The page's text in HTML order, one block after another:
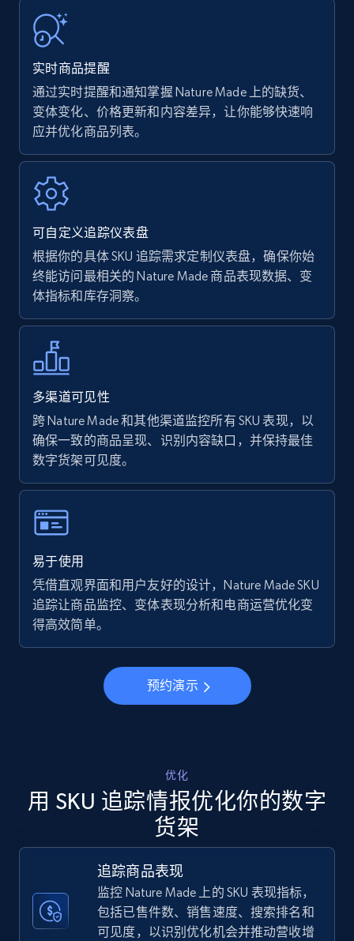
URL, Product name, Product rating, Product
rating object, Product rating max, Rating,
7.4K+ 872+ 立即开始
Walmart - products
URL, Final price, Sku, Currency, Gtin,
more.
5.6K+ 876+ 立即开始
Walmart - products - Find new products by
using specific category URL
URL, Final price, Sku, Currency, Gtin,
Specifications, Image urls, Top reviews, and
more.
Walmart - products - Collects products by
URL, Final price, Sku, Currency, Gtin,
Specifications, Image urls, Top reviews, and
more.
立即开始
URL, Final price, Sku, Currency, Gtin,
Specifications, Image urls, Top reviews, and
876+
实时商品提醒
通过实时提醒和通知掌握 Nature Made 上的缺货、
变体变化、价格更新和内容差异，让你能够快速响
应并优化商品列表。
可自定义追踪仪表盘
根据你的具体 SKU 追踪需求定制仪表盘，确保你始
终能访问最相关的 Nature Made 商品表现数据、变
体指标和库存洞察。
多渠道可见性
跨 Nature Made 和其他渠道监控所有 SKU 表现，以
确保一致的商品呈现、识别内容缺口，并保持最佳
数字货架可见度。
易于使用
凭借直观界面和用户友好的设计，Nature Made SKU
追踪让商品监控、变体表现分析和电商运营优化变
得高效简单。
预约演示
优化
用 SKU 追踪情报优化你的数字
货架
追踪商品表现
监控 Nature Made 上的 SKU 表现指标，
包括已售件数、销售速度、搜索排名和
可见度，以识别优化机会并推动营收增